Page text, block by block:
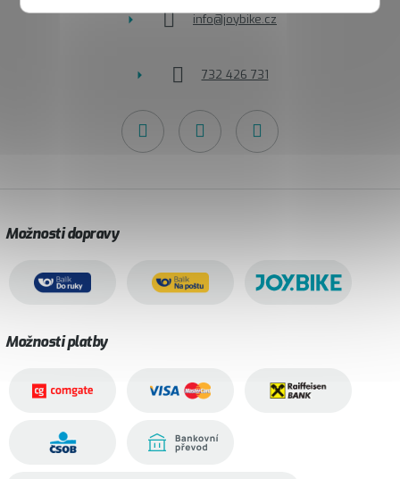
info@joybike.cz
732 426 731
Možnosti dopravy
Možnosti platby